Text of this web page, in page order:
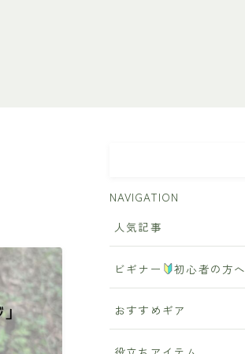
NAVIGATION
人気記事
ビギナー 初心者の方へ
おすすめギア